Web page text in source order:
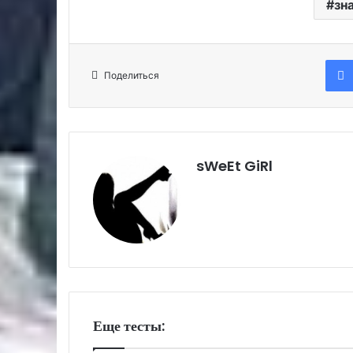
Поделиться
sWeEt GiRl
Еще тесты: